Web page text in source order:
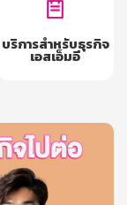
บริการสำหรับธุรกิจ
เอสเอ็มอี